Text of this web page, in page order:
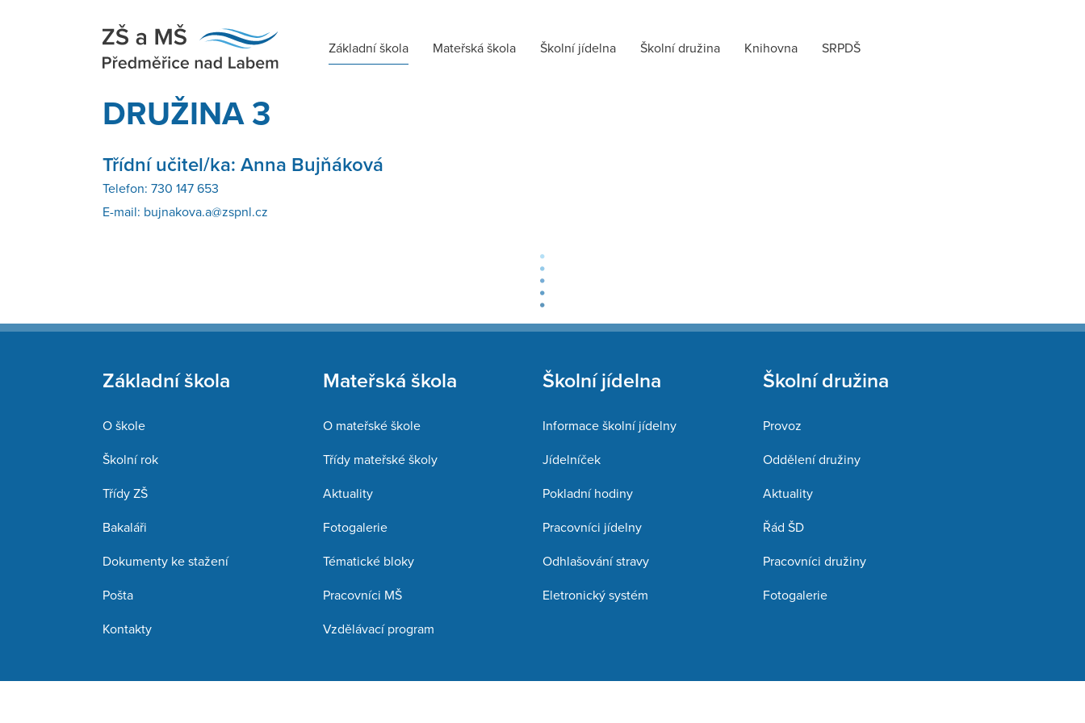
Základní škola Mateřská škola Školní jídelna Školní družina Knihovna SRPDŠ
DRUŽINA 3
Třídní učitel/ka: Anna Bujňáková
Telefon: 730 147 653
E-mail: bujnakova.a@zspnl.cz
Základní škola
O škole
Školní rok
Třídy ZŠ
Bakaláři
Dokumenty ke stažení
Pošta
Kontakty
Mateřská škola
O mateřské škole
Třídy mateřské školy
Aktuality
Fotogalerie
Tématické bloky
Pracovníci MŠ
Vzdělávací program
Školní jídelna
Informace školní jídelny
Jídelníček
Pokladní hodiny
Pracovníci jídelny
Odhlašování stravy
Eletronický systém
Školní družina
Provoz
Oddělení družiny
Aktuality
Řád ŠD
Pracovníci družiny
Fotogalerie